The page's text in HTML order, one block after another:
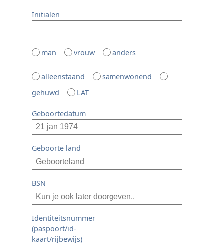
Initialen
man vrouw anders
alleenstaand
samenwonend
gehuwd
LAT
Geboortedatum
Geboorte land
BSN
Identiteitsnummer
(paspoort/id-
kaart/rijbewijs)